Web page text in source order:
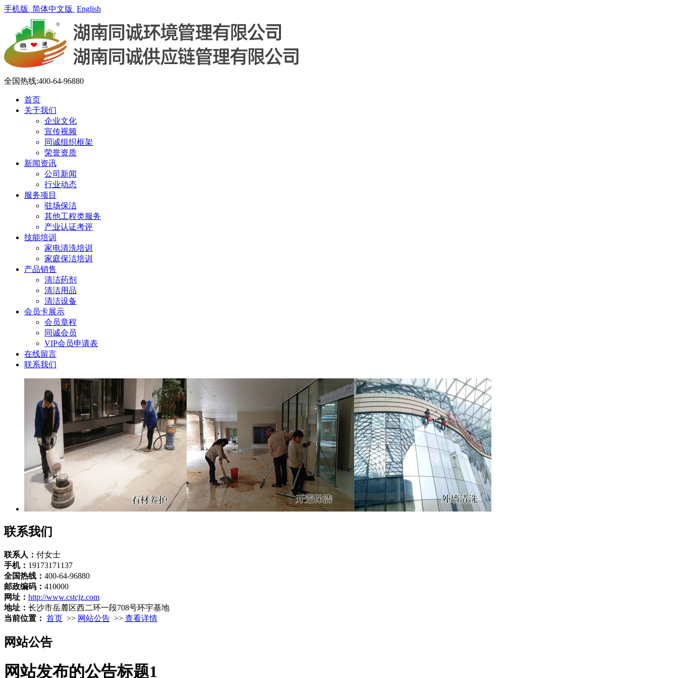
手机版 简体中文版 English
全国热线:400-64-96880
首页
关于我们
企业文化
宣传视频
同诚组织框架
荣誉资质
新闻资讯
公司新闻
行业动态
服务项目
驻场保洁
其他工程类服务
产业认证考评
技能培训
家电清洗培训
家庭保洁培训
产品销售
清洁药剂
清洁用品
清洁设备
会员卡展示
会员章程
同诚会员
VIP会员申请表
在线留言
联系我们
联系我们
联系人： 付女士
手机： 19173171137
全国热线： 400-64-96880
邮政编码： 410000
网址： http://www.cstcjz.com
地址： 长沙市岳麓区西二环一段708号环宇基地
当前位置： 首页 >> 网站公告 >> 查看详情
网站公告
网站发布的公告标题1